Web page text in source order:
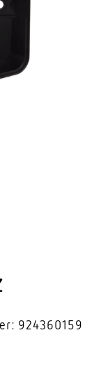
924360159